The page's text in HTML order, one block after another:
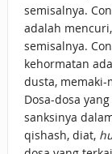
semisalnya.
adalah
semisalnya.
kehormatan
dusta, memaki-
Dosa-dosa
sanksinya
qishash, diat,